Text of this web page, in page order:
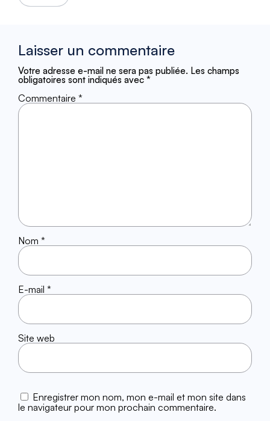
Laisser un commentaire
Votre adresse e-mail ne sera pas publiée. Les champs
obligatoires sont indiqués avec *
Commentaire *
Nom *
E-mail *
Site web
Enregistrer mon nom, mon e-mail et mon site dans
le navigateur pour mon prochain commentaire.